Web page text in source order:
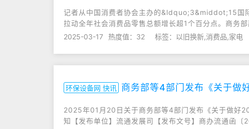
记者从中国消费者协会主办的&ldquo;3&middot;15国
拉动全年社会消费品零售总额增长超1个百分点。商务
2025-03-17
热度值：32 标签：以旧换新,消费品,家电
环保设备网 快讯 商务部等4部门发布《关于做
2025年01月20日关于商务部等4部门发布《关于做好
知【发布单位】流通发展司【发布文号】商办流通函〔